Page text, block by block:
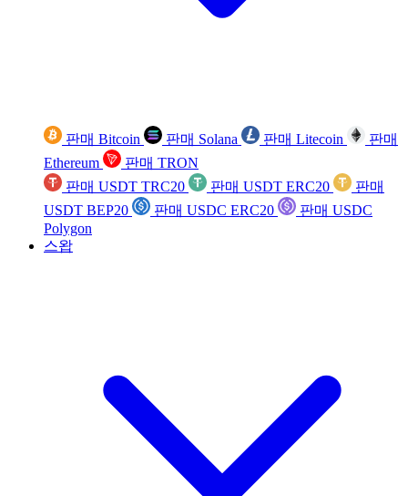
판매 Bitcoin 판매 Solana 판매 Litecoin
판매
Ethereum
판매 TRON
판매 USDT TRC20
판매 USDT ERC20
판매
USDT BEP20
판매 USDC ERC20
판매 USDC
Polygon
스왑